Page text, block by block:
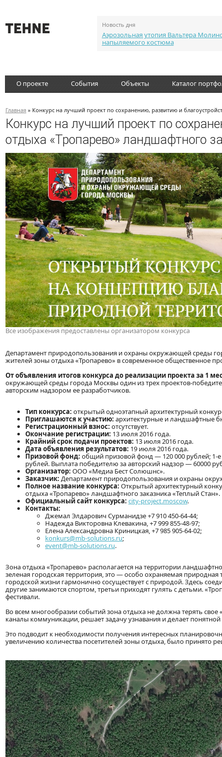
Новость дня
Аэрозольная утопия Вальтера
напыляемого костюма
О проекте События Объекты Каталог
Главная » Конкурс на лучший проект по сохранению, развитию и
Конкурс на лучший проект по
отдыха «Тропарево» ландшафтного
Все изображения предоставлены организатором конкурса
Департамент природопользования и охраны окружающей среды
жителей зоны отдыха «Тропарево» в современное общественное
От объявления итогов конкурса до реализации проекта за 1
окружающей среды города Москвы один из трех проектов-
авторским надзором ее разработчиков.
Тип конкурса: открытый одноэтапный архитектурный
Приглашаются к участию: архитектурные и ландшафтные
Регистрационный взнос: отсутствует.
Окончание регистрации: 13 июля 2016 года.
Крайний срок подачи проектов: 13 июля 2016 года.
Дата объявления результатов: 19 июля 2016 года.
Призовой фонд: общий призовой фонд — 120 000 рублей; 1-
рублей. Выплата победителю за авторский надзор — 60000
Организатор: ООО «Медиа Бест Солюшнс».
Заказчик: Департамент природопользования и охраны
Полное название конкурса: Открытый архитектурный
отдыха «Тропарево» ландшафтного заказника «Теплый Стан».
Официальный сайт конкурса: city-project.moscow.
Контакты:
Джемал Элдарович Сурманидзе +7 910 450-64-44;
Надежда Викторовна Клевакина, +7 999 855-48-97;
Елена Александровна Криницкая, +7 985 905-64-02;
konkurs@mb-solutions.ru;
event@mb-solutions.ru.
Зона отдыха «Тропарево» располагается на территории
зеленая городская территория, это — особо охраняемая
городской жизни гармонично сосуществует с природой. Здесь
другие занимаются спортом, третьи приходят гулять с детьми.
фестивали.
Во всем многообразии событий зона отдыха не должна терять
каналы коммуникации, решает задачу узнавания и делает
Это подводит к необходимости получения интересных
увеличению количества посетителей зоны отдыха, было принято